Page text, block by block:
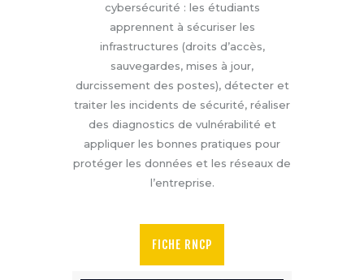
cybersécurité : les étudiants
apprennent à sécuriser les
infrastructures (droits d’accès,
sauvegardes, mises à jour,
durcissement des postes), détecter et
traiter les incidents de sécurité, réaliser
des diagnostics de vulnérabilité et
appliquer les bonnes pratiques pour
protéger les données et les réseaux de
l’entreprise.
FICHE RNCP